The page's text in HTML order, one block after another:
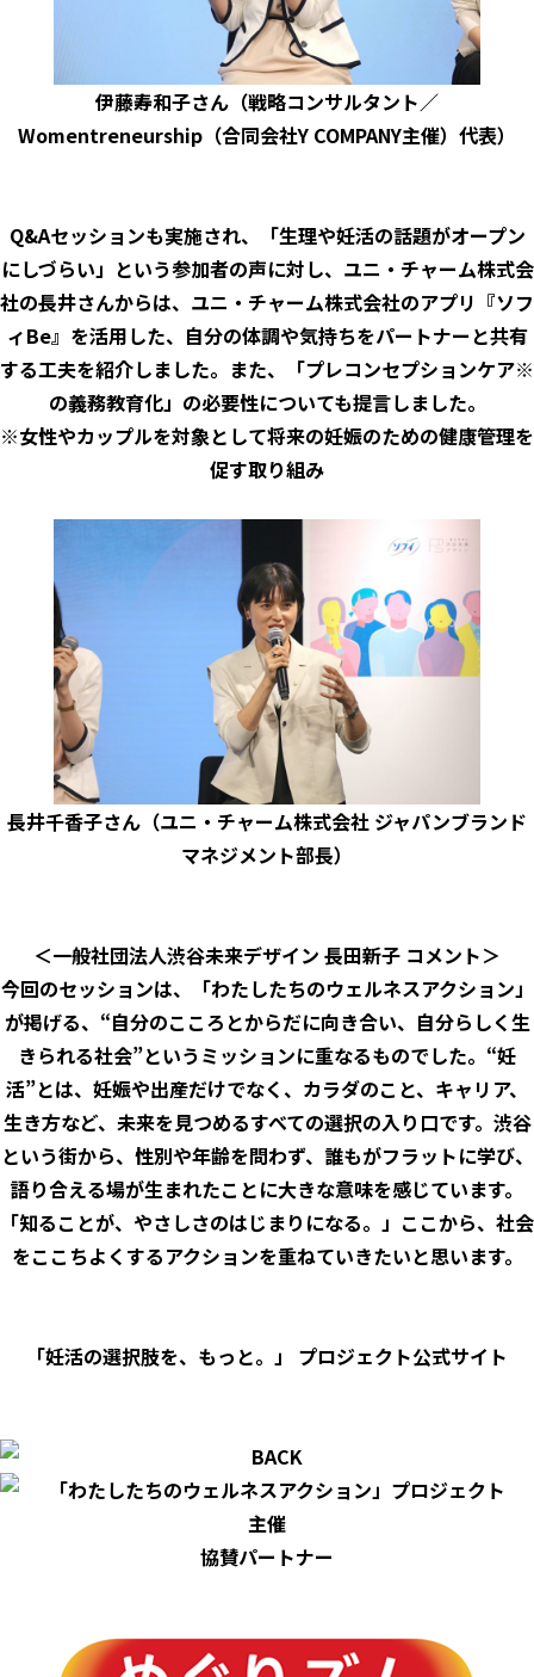
伊藤寿和子さん（戦略コンサルタント／
Womentreneurship（合同会社Y COMPANY主催）代表）
Q&Aセッションも実施され、「生理や妊活の話題がオープン
にしづらい」という参加者の声に対し、ユニ・チャーム株式会
社の長井さんからは、ユニ・チャーム株式会社のアプリ『ソフ
ィBe』を活用した、自分の体調や気持ちをパートナーと共有
する工夫を紹介しました。また、「プレコンセプションケア※
の義務教育化」の必要性についても提言しました。
※女性やカップルを対象として将来の妊娠のための健康管理を
促す取り組み
長井千香子さん（ユニ・チャーム株式会社 ジャパンブランド
マネジメント部長）
＜一般社団法人渋谷未来デザイン 長田新子 コメント＞
今回のセッションは、「わたしたちのウェルネスアクション」
が掲げる、“自分のこころとからだに向き合い、自分らしく生
きられる社会”というミッションに重なるものでした。“妊
活”とは、妊娠や出産だけでなく、カラダのこと、キャリア、
生き方など、未来を見つめるすべての選択の入り口です。渋谷
という街から、性別や年齢を問わず、誰もがフラットに学び、
語り合える場が生まれたことに大きな意味を感じています。
「知ることが、やさしさのはじまりになる。」ここから、社会
をここちよくするアクションを重ねていきたいと思います。
「妊活の選択肢を、もっと。」 プロジェクト公式サイト
主催
協賛パートナー